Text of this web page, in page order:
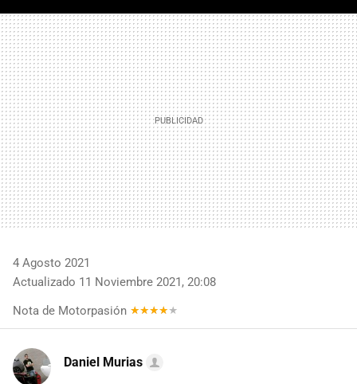
MAIL
4 Agosto 2021
Actualizado 11 Noviembre 2021, 20:08
Nota de Motorpasión
Daniel Murias